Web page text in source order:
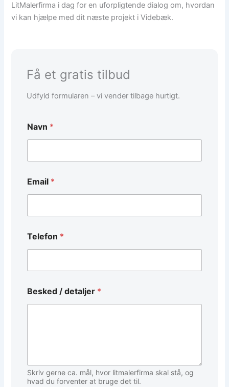
LitMalerfirma i dag for en uforpligtende dialog om, hvordan
vi kan hjælpe med dit næste projekt i Videbæk.
Få et gratis tilbud
Udfyld formularen – vi vender tilbage hurtigt.
Navn *
Email *
Telefon *
e
t
E
m
Besked / detaljer *
Skriv gerne ca. mål, hvor litmalerfirma skal stå, og
hvad du forventer at bruge det til.